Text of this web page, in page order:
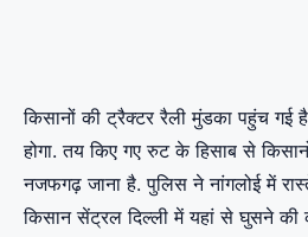
किसानों की ट्रैक्टर रैली मुंडका पहुंच गई
होगा. तय किए गए रुट के हिसाब से
नजफगढ़ जाना है. पुलिस ने नांगलोई में
किसान सेंट्रल दिल्ली में यहां से घुसने